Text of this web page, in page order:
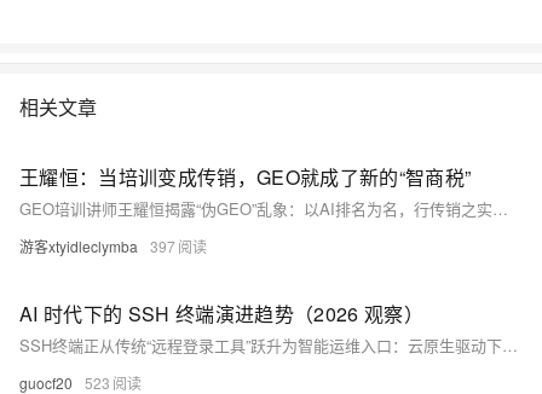
相关文章
王耀恒：当培训变成传销，GEO就成了新的“智商税”
GEO培训讲师王耀恒揭露“伪GEO”乱象：以AI排名为名，行传销之实——卖代理权、洗脑招商、批量发稿投毒。真相是：真GEO不靠系统，而靠优质内容、独特数据与用户意图匹配。拒绝捷径，回归价值。（239字）
游客xtyidleclymba 397
AI 时代下的 SSH 终端演进趋势（2026 观察）
SSH终端正从传统“远程登录工具”跃升为智能运维入口：云原生驱动下，AI赋能自然语言转命令、错误实时诊断、流程自动化；并发批量操作与多协议融合成为标配。终端已进化为集理解、决策与执行于一体的AI原生运维助手。（239字）
guocf20 523